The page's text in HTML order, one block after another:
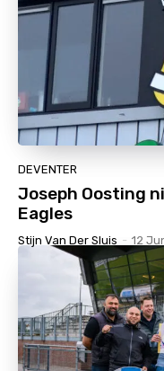
DEVENTER
Joseph Oosting
Eagles
Stijn Van Der Sluis - 12